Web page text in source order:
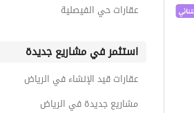
عقارات حي الفيصلية
استثمر في مشاريع جديدة
عقارات قيد الإنشاء في الرياض
مشاريع جديدة في الرياض